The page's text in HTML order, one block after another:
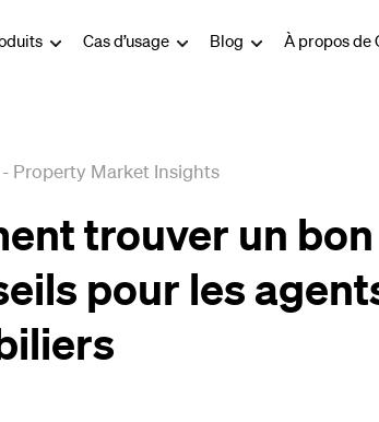
Cas d’usage Blog À propos de
- Property Market Insights
trouver un
pour les